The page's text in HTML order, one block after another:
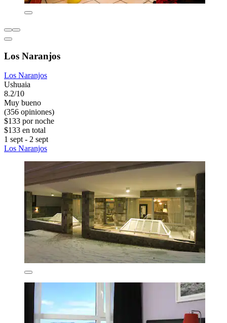
Los Naranjos
Los Naranjos
Ushuaia
8.2/10
Muy bueno
(356 opiniones)
$133 por noche
$133 en total
1 sept - 2 sept
Los Naranjos